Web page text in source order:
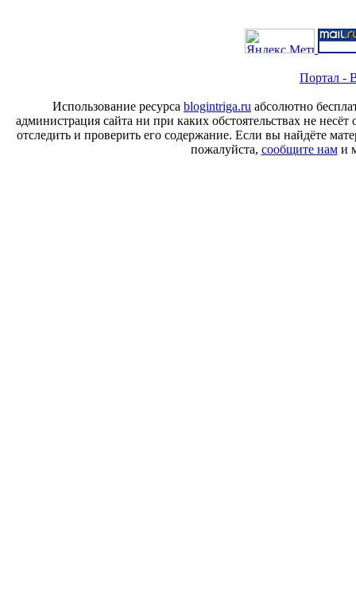
Портал -
Использование ресурса blogintriga.ru абсолютно
администрация сайта ни при каких обстоятельствах не
отследить и проверить его содержание. Если вы найдёте
пожалуйста, сообщите нами